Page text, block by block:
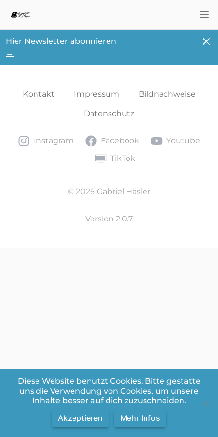
Hier Newsletter abonnieren
→
Kontakt Impressum Bildnachweise
Datenschutz
Instagram
Instagram Facebook
Facebook YoutubeYoutube
TikTokTikTok
© 2026 Gabriel Häsler
Version 2.0.7
Diese Website benutzt Cookies. Bitte gestatte
uns die Verwendung von Cookies, um unsere
Inhalte besser auf dich zuzuschneiden.
Akzeptieren Mehr Infos